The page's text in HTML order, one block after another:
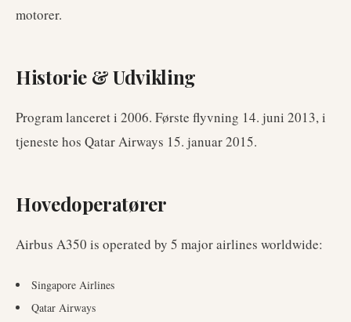
motorer.
Historie & Udvikling
Program lanceret i 2006. Første flyvning 14. juni 2013, i
tjeneste hos Qatar Airways 15. januar 2015.
Hovedoperatører
Airbus A350 is operated by 5 major airlines worldwide:
Singapore Airlines
Qatar Airways